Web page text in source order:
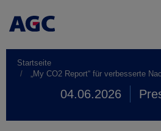
Startseite
„My CO2 Report“ für verbesserte
04.06.2026